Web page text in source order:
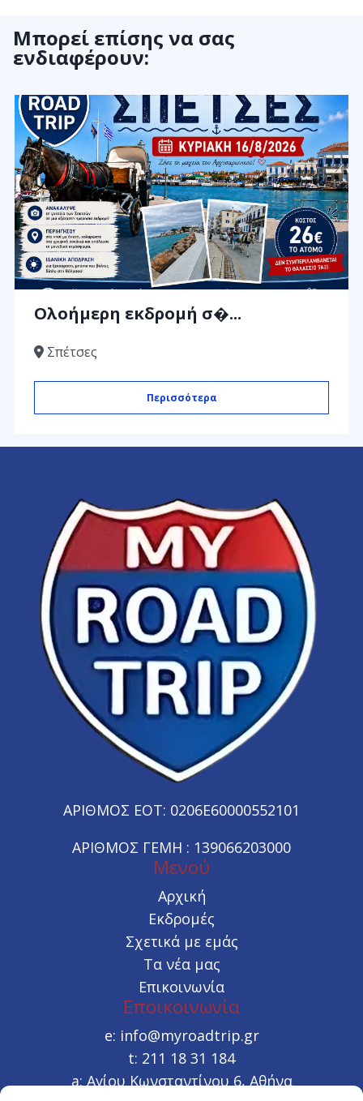
Μπορεί επίσης να σας
ενδιαφέρουν:
Ολοήμερη εκδρομή σ�...
Σπέτσες
Περισσότερα
ΑΡΙΘΜΟΣ ΕΟΤ: 0206E60000552101
ΑΡΙΘΜΟΣ ΓΕΜΗ : 139066203000
Μενού
Αρχική
Εκδρομές
Σχετικά με εμάς
Τα νέα μας
Επικοινωνία
Εποικοινωνία
e: info@myroadtrip.gr
t: 211 18 31 184
a:Αγίου Κωνσταντίνου 6, Αθήνα